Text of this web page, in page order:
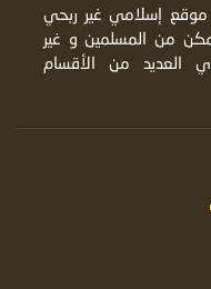
موقع إسلامي غير ربحي
من المسلمين و غير
العديد من الأقسام